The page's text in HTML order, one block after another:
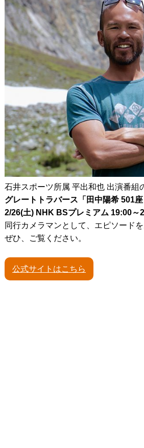
石井スポーツ所属 平出和也 出演番組
グレートトラバース「田中陽希 501座
2/26(土) NHK BSプレミアム 19:00～
同行カメラマンとして、エピソード
ぜひ、ご覧ください。
公式サイトはこちら